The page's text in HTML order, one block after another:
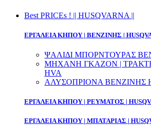
Best PRICEs ! || HUSQVARNA ||
ΕΡΓΑΛΕΙΑ ΚΗΠΟΥ | ΒΕΝΖΙΝΗΣ |
ΨΑΛΙΔΙ ΜΠΟΡΝΤΟΥΡΑΣ
ΜΗΧΑΝΗ ΓΚΑΖΟΝ |
HVA
ΑΛΥΣΟΠΡΙΟΝΑ ΒΕΝΖΙΝΗΣ
ΕΡΓΑΛΕΙΑ ΚΗΠΟΥ | ΡΕΥΜΑΤΟΣ |
ΕΡΓΑΛΕΙΑ ΚΗΠΟΥ | ΜΠΑΤΑΡΙΑΣ |